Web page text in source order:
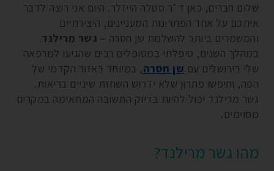
שלום חברים, כאן ד"ר סטלה הייזלר. היום אני רוצה לדבר
איתכם על אחד הפתרונות המעניינים, היצירתיים
והמשמרים ביותר להשלמת שן חסרה – גשר מרילנד.
במהלך השנים, טיפלתי במטופלים רבים שהגיעו למרפאה
שלי בירושלים עםשן חסרה, במיוחד באזור הקדמי של
הפה, וחיפשו פתרון שלא ידרוש השחזת שיניים בריאות.
גשר מרילנד יכול להיות בדיוק התשובה המתאימה במקרים
מסוימים.
מהו גשר מרילנד?